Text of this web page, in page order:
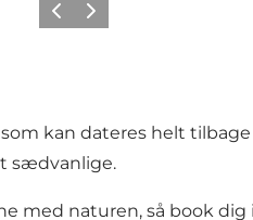
ForrigeNæste
kan dateres helt
sædvanlige.
med naturen, så book